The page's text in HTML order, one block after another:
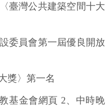
臺灣公共建築空間十大
委員會第一屆優良開放
獎〉第一名
基金會網頁 2、中時晚